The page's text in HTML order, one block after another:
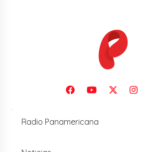
Radio Panamericana